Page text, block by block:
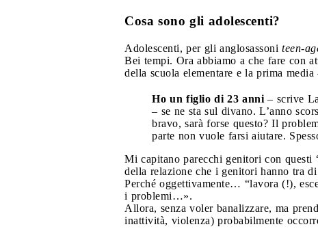
Cosa sono gli adolescenti?
Adolescenti, per gli anglosassoni teen-
Bei tempi. Ora abbiamo a che fare con
della scuola elementare e la prima media
Ho un figlio di 23 anni – scrive
– se ne sta sul divano. L’anno
bravo, sarà forse questo? Il
parte non vuole farsi aiutare.
Mi capitano parecchi genitori con questi
della relazione che i genitori hanno tra
Perché oggettivamente… “lavora (!),
i problemi…».
Allora, senza voler banalizzare, ma
inattività, violenza) probabilmente